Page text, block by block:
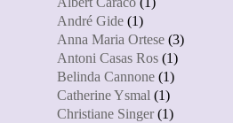
André Gide (1)
Anna Maria Ortese (3)
Antoni Casas Ros (1)
Belinda Cannone (1)
Catherine Ysmal (1)
Christiane Singer(1)